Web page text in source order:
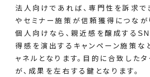
法人向けであれば、専門性を訴求で
やセミナー施策が信頼獲得につなが
個人向けなら、親近感を醸成する
得感を演出するキャンペーン施策な
ャネルとなります。目的に合致した
が、成果を左右する鍵となります。